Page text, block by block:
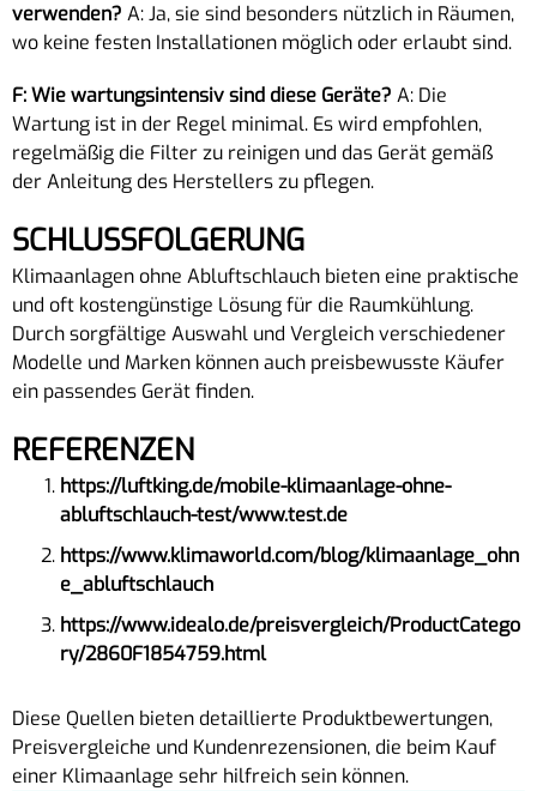
verwenden? A: Ja, sie sind besonders nützlich in Räumen,
wo keine festen Installationen möglich oder erlaubt sind.
F: Wie wartungsintensiv sind diese Geräte? A: Die
Wartung ist in der Regel minimal. Es wird empfohlen,
regelmäßig die Filter zu reinigen und das Gerät gemäß
der Anleitung des Herstellers zu pflegen.
SCHLUSSFOLGERUNG
Klimaanlagen ohne Abluftschlauch bieten eine praktische
und oft kostengünstige Lösung für die Raumkühlung.
Durch sorgfältige Auswahl und Vergleich verschiedener
Modelle und Marken können auch preisbewusste Käufer
ein passendes Gerät finden.
REFERENZEN
https://luftking.de/mobile-klimaanlage-ohne-
abluftschlauch-test/www.test.de
https://www.klimaworld.com/blog/klimaanlage_ohn
e_abluftschlauch
https://www.idealo.de/preisvergleich/ProductCatego
ry/2860F1854759.html
Diese Quellen bieten detaillierte Produktbewertungen,
Preisvergleiche und Kundenrezensionen, die beim Kauf
einer Klimaanlage sehr hilfreich sein können.